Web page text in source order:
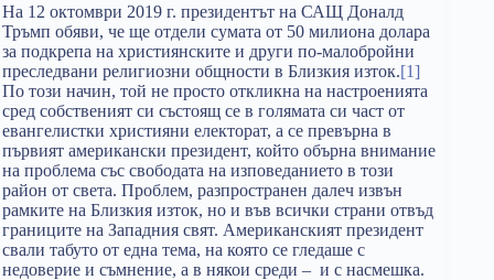
На 12 октомври 2019 г. президентът на САЩ Доналд
Тръмп обяви, че ще отдели сумата от 50 милиона долара
за подкрепа на християнските и други по-малобройни
преследвани религиозни общности в Близкия изток.[1]
По този начин, той не просто откликна на настроенията
сред собственият си състоящ се в голямата си част от
евангелистки християни електорат, а се превърна в
първият американски президент, който обърна внимание
на проблема със свободата на изповеданието в този
район от света. Проблем, разпространен далеч извън
рамките на Близкия изток, но и във всички страни отвъд
границите на Западния свят. Американският президент
свали табуто от една тема, на която се гледаше с
недоверие и съмнение, а в някои среди – и с насмешка.